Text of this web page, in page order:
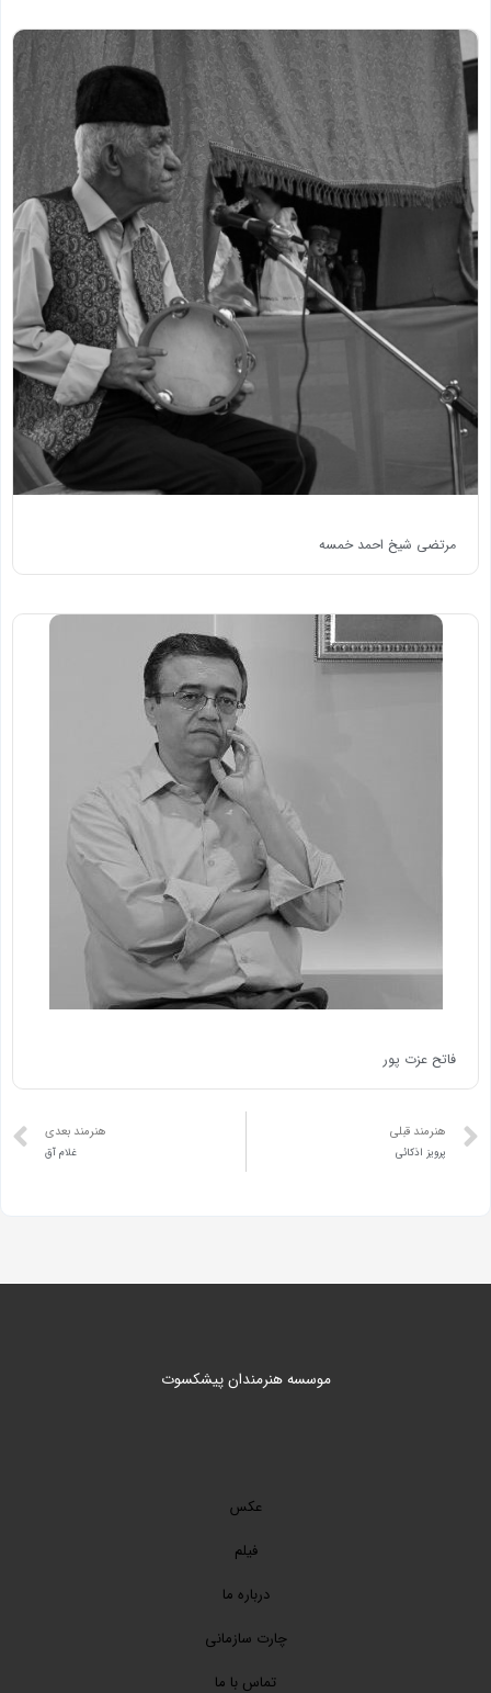
مرتضی شیخ احمد خمسه
فاتح عزت پور
هنرمند قبلی
پرویز اذکائی
هنرمند بعدی
غلام آق
موسسه هنرمندان پیشکسوت
عکس
فیلم
درباره ما
چارت سازمانی
تماس با ما